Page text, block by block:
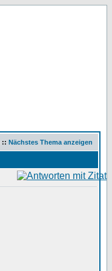
:: Nächstes Thema anzeigen